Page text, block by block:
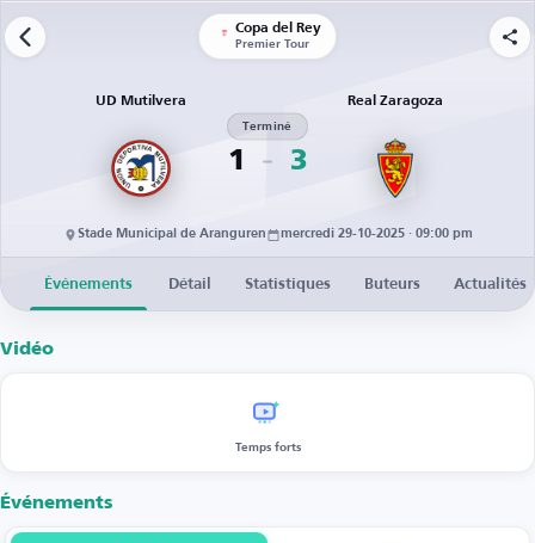
Copa del Rey
Premier Tour
UD Mutilvera
1
Terminé
3
Real Zaragoza
Stade Municipal de Aranguren mercredi 29-10-2025 · 09:00 pm
Événements Détail Statistiques Buteurs Actualités
Vidéo
Temps forts
Événements